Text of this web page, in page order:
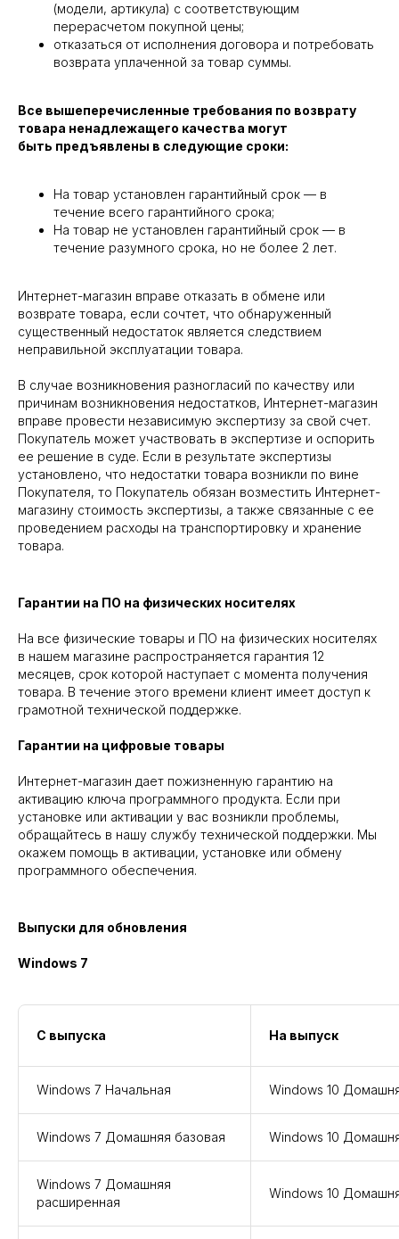
(модели, артикула) с соответствующим
перерасчетом покупной цены;
отказаться от исполнения договора и потребовать
возврата уплаченной за товар суммы.
Все вышеперечисленные требования по возврату
товара ненадлежащего качества могут
быть предъявлены в следующие сроки:
На товар установлен гарантийный срок — в
течение всего гарантийного срока;
На товар не установлен гарантийный срок — в
течение разумного срока, но не более 2 лет.
Интернет-магазин вправе отказать в обмене или
возврате товара, если сочтет, что обнаруженный
существенный недостаток является следствием
неправильной эксплуатации товара.
В случае возникновения разногласий по качеству или
причинам возникновения недостатков, Интернет-магазин
вправе провести независимую экспертизу за свой счет.
Покупатель может участвовать в экспертизе и оспорить
ее решение в суде. Если в результате экспертизы
установлено, что недостатки товара возникли по вине
Покупателя, то Покупатель обязан возместить Интернет-
магазину стоимость экспертизы, а также связанные с ее
проведением расходы на транспортировку и хранение
товара.
Гарантии на ПО на физических носителях
На все физические товары и ПО на физических носителях
в нашем магазине распространяется гарантия 12
месяцев, срок которой наступает с момента получения
товара. В течение этого времени клиент имеет доступ к
грамотной технической поддержке.
Гарантии на цифровые товары
Интернет-магазин дает пожизненную гарантию на
активацию ключа программного продукта. Если при
установке или активации у вас возникли проблемы,
обращайтесь в нашу службу технической поддержки. Мы
окажем помощь в активации, установке или обмену
программного обеспечения.
Выпуски для обновления
Windows 7
С выпуска На выпуск
Windows 7 Начальная Windows 10
Windows 7 Домашняя базовая Windows 10
Windows 7 Домашняя
расширенная
Windows 10